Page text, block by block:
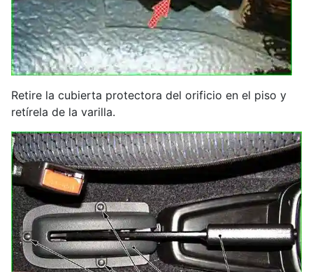
Retire la cubierta protectora del orificio en el piso y
retírela de la varilla.